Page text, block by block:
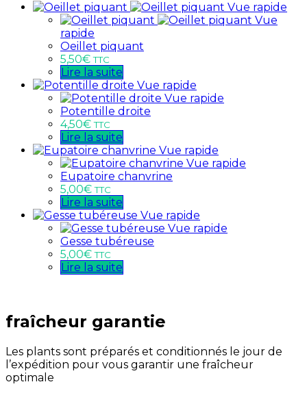
Vue rapide
Vue
rapide
Oeillet piquant
5,50€ TTC
Lire la suite
Vue rapide
Vue rapide
Potentille droite
4,50€ TTC
Lire la suite
Vue rapide
Vue rapide
Eupatoire chanvrine
5,00€ TTC
Lire la suite
Vue rapide
Vue rapide
Gesse tubéreuse
5,00€ TTC
Lire la suite
fraîcheur garantie
Les plants sont préparés et conditionnés le jour de
l’expédition pour vous garantir une fraîcheur
optimale